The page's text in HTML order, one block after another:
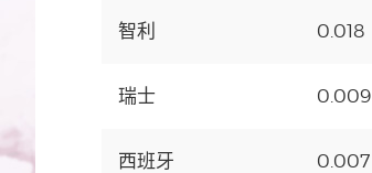
智利 0.018
瑞士 0.009
西班牙 0.007